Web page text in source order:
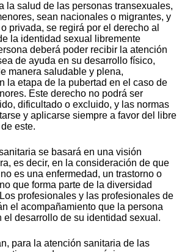
salud de las personas transexuales,
sean nacionales o migrantes, y
privada, se regirá por el derecho al
la identidad sexual libremente
deberá poder recibir la atención
de ayuda en su desarrollo físico,
manera saludable y plena,
la etapa de la pubertad en el caso de
Este derecho no podrá ser
dificultado o excluido, y las normas
y aplicarse siempre a favor del libre
este.
se basará en una visión
es decir, en la consideración de que
es una enfermedad, un trastorno o
que forma parte de la diversidad
profesionales y las profesionales de
el acompañamiento que la persona
el desarrollo de su identidad sexual.
para la atención sanitaria de las